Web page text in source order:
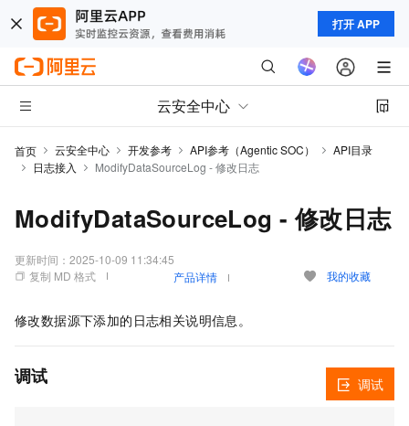
打开 APP
云安全中心
首页 云安全中心 开发参考 API参考（Agentic SOC）
API目录
日志接入
ModifyDataSourceLog - 修改日志
ModifyDataSourceLog - 修改日志
更新时间： 2025-10-09 11:34:45
复制 MD 格式
产品详情 我的收藏
修改数据源下添加的日志相关说明信息。
调试 调试